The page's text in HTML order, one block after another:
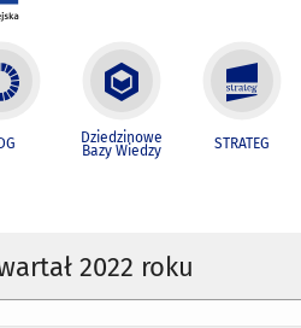
Dziedzinowe
Bazy Wiedzy STRATEG
2022 roku